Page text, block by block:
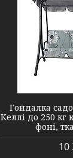
Гойдалка
Келлі до 250 кг
фоні,
10